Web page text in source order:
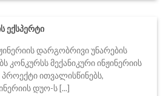
ექსპერტი
დარგობრივი უნარების
კონკურსს მექანიკური ინჟინერიის
პროექტი ითვალისწინებს,
დუო-ს [...]